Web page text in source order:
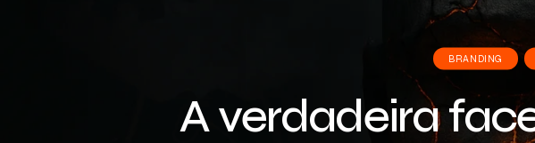
BRANDING
A verdadeira